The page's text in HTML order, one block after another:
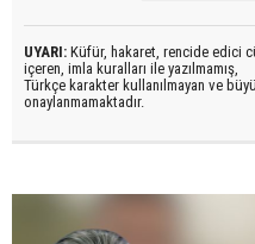
UYARI: Küfür, hakaret, rencide edici
içeren, imla kuralları ile yazılmamış,
Türkçe karakter kullanılmayan ve
onaylanmamaktadır.